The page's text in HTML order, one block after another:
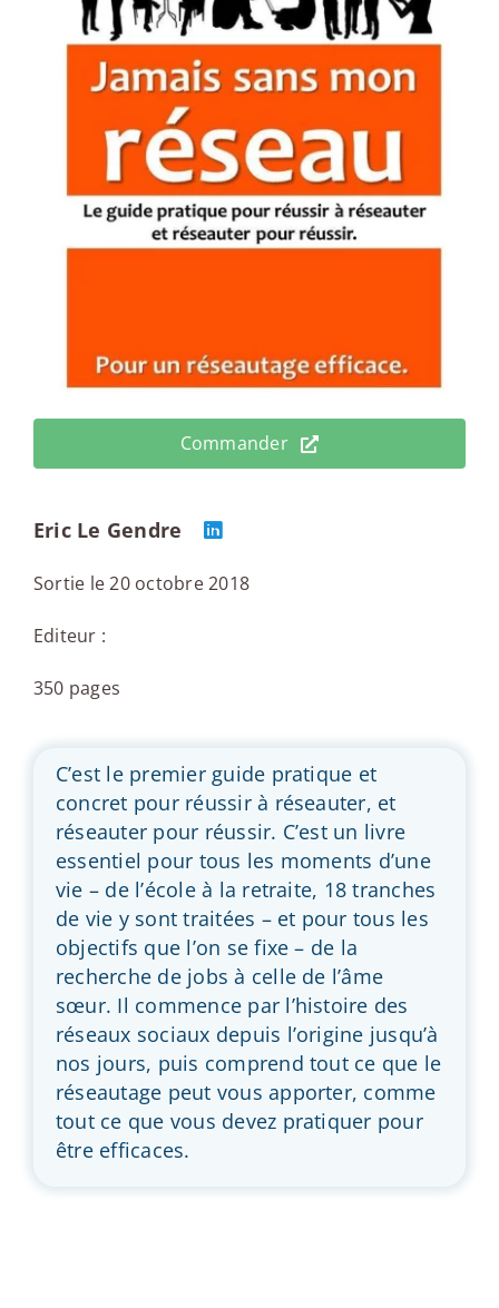
Commander
Eric Le Gendre
Sortie le 20 octobre 2018
Editeur :
350 pages
C’est le premier guide pratique et
concret pour réussir à réseauter, et
réseauter pour réussir. C’est un livre
essentiel pour tous les moments d’une
vie – de l’école à la retraite, 18 tranches
de vie y sont traitées – et pour tous les
objectifs que l’on se fixe – de la
recherche de jobs à celle de l’âme
sœur. Il commence par l’histoire des
réseaux sociaux depuis l’origine jusqu’à
nos jours, puis comprend tout ce que le
réseautage peut vous apporter, comme
tout ce que vous devez pratiquer pour
être efficaces.